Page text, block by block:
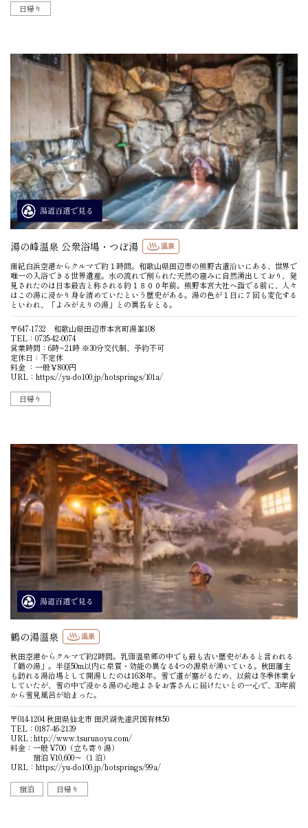
日帰り
湯の峰温泉 公衆浴場・つぼ湯 温泉
南紀白浜空港からクルマで約１時間。和歌山県田辺市の熊野古道沿いにある、世界で
唯一の入浴できる世界遺産。水の流れで削られた天然の窪みに自然湧出しており、発
見されたのは日本最古と称される約１８００年前。熊野本宮大社へ詣でる前に、人々
はこの湯に浸かり身を清めていたという歴史がある。湯の色が１日に７回も変化する
といわれ、「よみがえりの湯」との異名をとる。
〒647-1732 和歌山県田辺市本宮町湯峯108
TEL：0735-42-0074
営業時間：6時~21時 ※30分交代制、予約不可
定休日：不定休
料金 ：一般￥800円
URL： https://yu-do100.jp/hotsprings/101a/
日帰り
鶴の湯温泉 温泉
秋田空港からクルマで約2時間。乳頭温泉郷の中でも最も古い歴史があると言われる
「鶴の湯」。半径50m以内に泉質・効能の異なる4つの源泉が湧いている。秋田藩主
も訪れる湯治場として開湯したのは1638年。雪で道が塞がるため、以前は冬季休業を
していたが、雪の中で浸かる湯の心地よさをお客さんに届けたいとの一心で、30年前
から雪見風呂が始まった。
〒014-1204 秋田県仙北市 田沢湖先達沢国有林50
TEL：0187-46-2139
URL :http://www.tsurunoyu.com/
料金：一般 ¥700（立ち寄り湯）
宿泊 ¥10,600〜（1 泊）
URL： https://yu-do100.jp/hotsprings/99a/
宿泊
日帰り